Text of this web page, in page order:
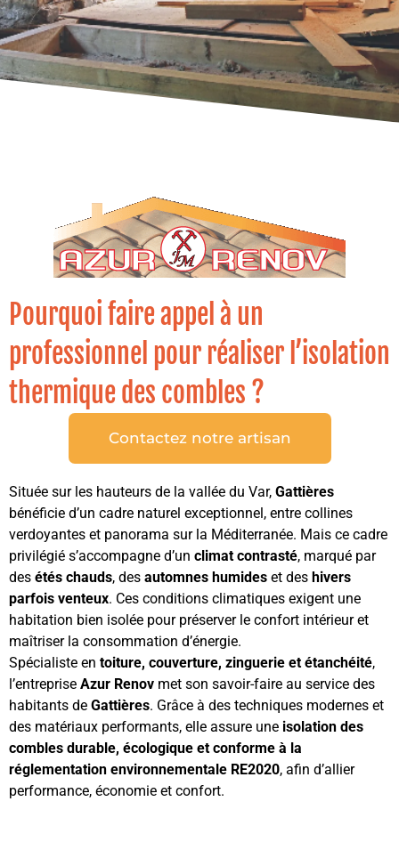
Pourquoi faire appel à un
professionnel pour réaliser l’isolation
thermique des combles ?
Contactez notre artisan
Située sur les hauteurs de la vallée du Var, Gattières
bénéficie d’un cadre naturel exceptionnel, entre collines
verdoyantes et panorama sur la Méditerranée. Mais ce cadre
privilégié s’accompagne d’un climat contrasté, marqué par
des étés chauds, des automnes humides et des hivers
parfois venteux. Ces conditions climatiques exigent une
habitation bien isolée pour préserver le confort intérieur et
maîtriser la consommation d’énergie.
Spécialiste en toiture, couverture, zinguerie et étanchéité,
l’entreprise Azur Renov met son savoir-faire au service des
habitants de Gattières. Grâce à des techniques modernes et
des matériaux performants, elle assure une isolation des
combles durable, écologique et conforme à la
réglementation environnementale RE2020, afin d’allier
performance, économie et confort.